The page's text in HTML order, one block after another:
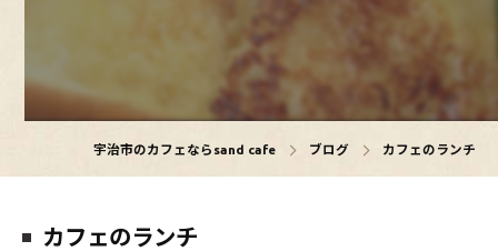
宇治市のカフェならsand cafe ブログ カフェのランチ
カフェのランチ